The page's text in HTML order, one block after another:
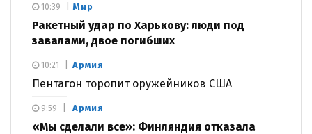
Мир
Ракетный удар по Харькову: люди под
завалами, двое погибших
10:39
Армия
Пентагон торопит оружейников США
10:21
Армия
«Мы сделали все»: Финляндия отказала
9:59